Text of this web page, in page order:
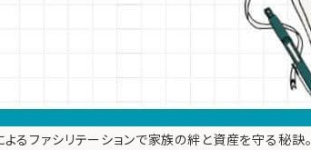
るファシリテーションで家族の絆と資産を守る秘訣。